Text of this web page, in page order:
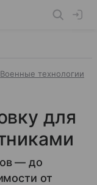
Военные технологии
для
— до
от